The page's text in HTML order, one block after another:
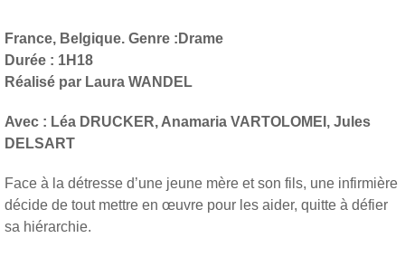
France, Belgique. Genre :Drame
Durée : 1H18
Réalisé par Laura WANDEL
Avec : Léa DRUCKER, Anamaria VARTOLOMEI, Jules
DELSART
Face à la détresse d’une jeune mère et son fils, une infirmière
décide de tout mettre en œuvre pour les aider, quitte à défier
sa hiérarchie.